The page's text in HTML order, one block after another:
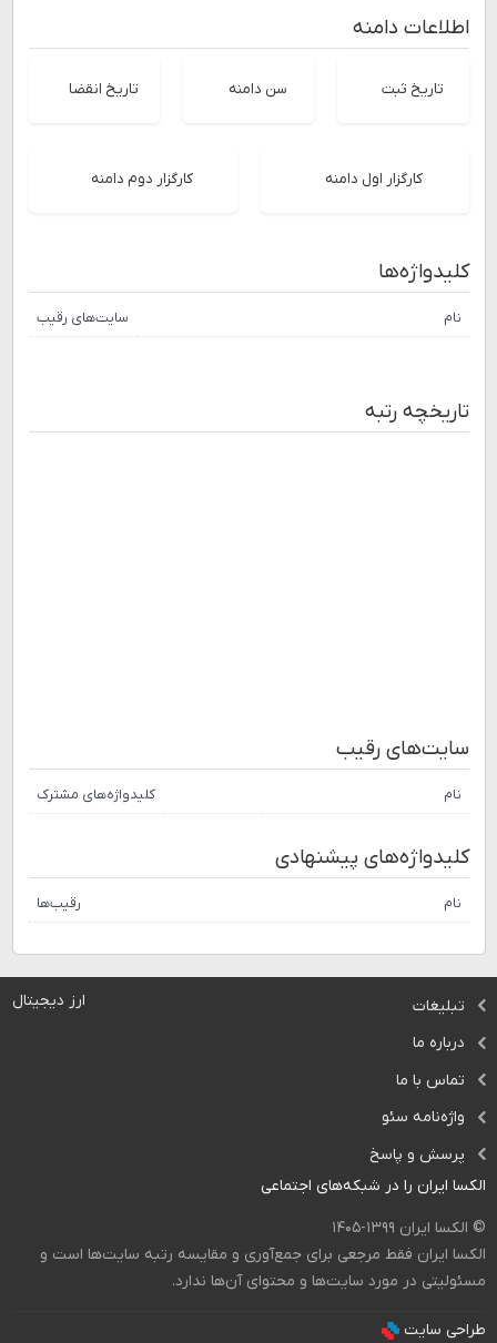
اطلاعات دامنه
تاریخ ثبت سن دامنه تاریخ انقضا
کارگزار اول دامنه کارگزار دوم دامنه
کلیدواژه‌ها
نام سایت‌های رقیب
تاریخچه رتبه
سایت‌های رقیب
نام کلیدواژه‌های مشترک
کلیدواژه‌های پیشنهادی
نام رقیب‌ها
ارز دیجیتال
تبلیغات
درباره ما
تماس با ما
واژه‌نامه سئو
پرسش و پاسخ
الکسا ایران را در شبکه‌های اجتماعی
© الکسا ایران ۱۳۹۹-۱۴۰۵
الکسا ایران فقط مرجعی برای جمع‌آوری و مقایسه رتبه سایت‌ها است و
مسئولیتی در مورد سایت‌ها و محتوای آن‌ها ندارد.
طراحی سایت